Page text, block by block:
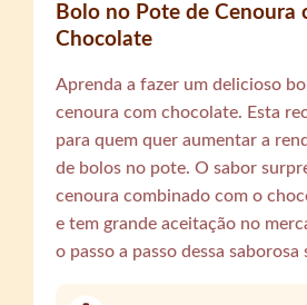
Bolo no Pote de Cenoura
Chocolate
Aprenda a fazer um delicioso
cenoura com chocolate. Esta
para quem quer aumentar a
de bolos no pote. O sabor
cenoura combinado com o
e tem grande aceitação no
o passo a passo dessa saborosa